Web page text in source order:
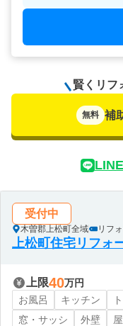
賢くリフ
無料 補
LINE
受付中
木曽郡上松町全域 リフ
上松町住宅リフォ
上限40万円
お風呂
キッチン
窓・サッシ
外壁